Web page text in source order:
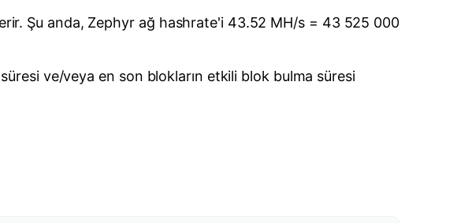
Şu anda, Zephyr ağ hashrate'i 43.52 MH/s = 43 525 000
ve/veya en son blokların etkili blok bulma süresi